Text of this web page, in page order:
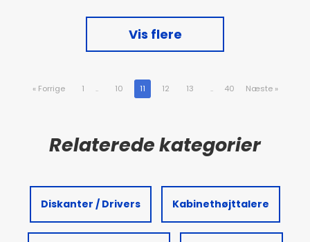
Vis flere
« Forrige 1 .. 10 11 12 13 .. 40 Næste »
Diskanter / Drivers Kabinethøjttalere